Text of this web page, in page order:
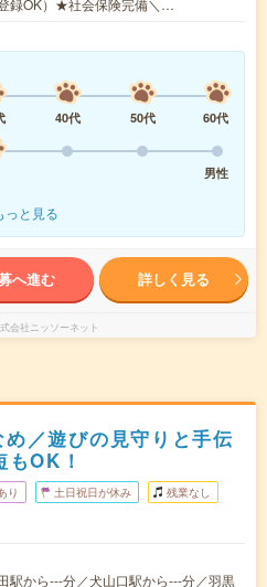
録OK）★社会保険完備＼…
40代 50代
60代
男性
っと見る
へ進む 詳しく見る
会社ニッソーネット
／遊びの見守りと手伝
OK！
り 土日祝日が休み 残業なし
駅から---分／犬山口駅から---分／羽黒